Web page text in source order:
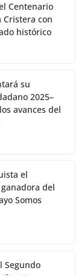
Centenario
con
histórico
su
2025–
avances del
el
del
Somos
Segundo